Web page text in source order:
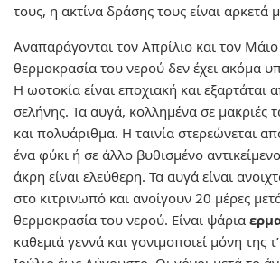
τους, η ακτίνα δράσης τους είναι αρκετά
Αναπαράγονται τον Απρίλιο και τον
θερμοκρασία του νερού δεν έχει ακόμα
Η ωοτοκία είναι εποχιακή και εξαρτάται
σελήνης. Τα αυγά, κολλημένα σε μακριές
και πολυάριθμα. Η ταινία στερεώνεται
ένα φύκι ή σε άλλο βυθισμένο
άκρη είναι ελεύθερη. Τα αυγά είναι
στο κιτρινωπό και ανοίγουν 20 μέρες
θερμοκρασία του νερού. Είναι ψάρια
καθεμιά γεννά και γονιμοποιεί μόνη της